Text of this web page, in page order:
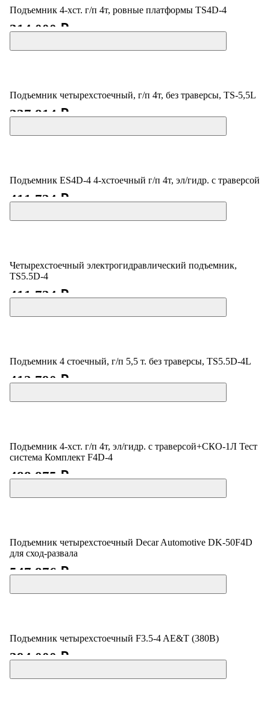
Подъемник 4-хст. г/п 4т, ровные платформы TS4D-4
314 000 ₽
Подъемник четырехстоечный, г/п 4т, без траверсы, TS-5,5L
337 814 ₽
Подъемник ES4D-4 4-хстоечный г/п 4т, эл/гидр. с траверсой
411 734 ₽
Четырехстоечный электрогидравлический подъемник,
TS5.5D-4
411 734 ₽
Подъемник 4 стоечный, г/п 5,5 т. без траверсы, TS5.5D-4L
412 790 ₽
Подъемник 4-хст. г/п 4т, эл/гидр. с траверсой+СКО-1Л Тест
система Комплект F4D-4
488 875 ₽
Подъемник четырехстоечный Decar Automotive DK-50F4D
для сход-развала
547 876 ₽
Подъемник четырехстоечный F3.5-4 AE&T (380B)
394 000 ₽